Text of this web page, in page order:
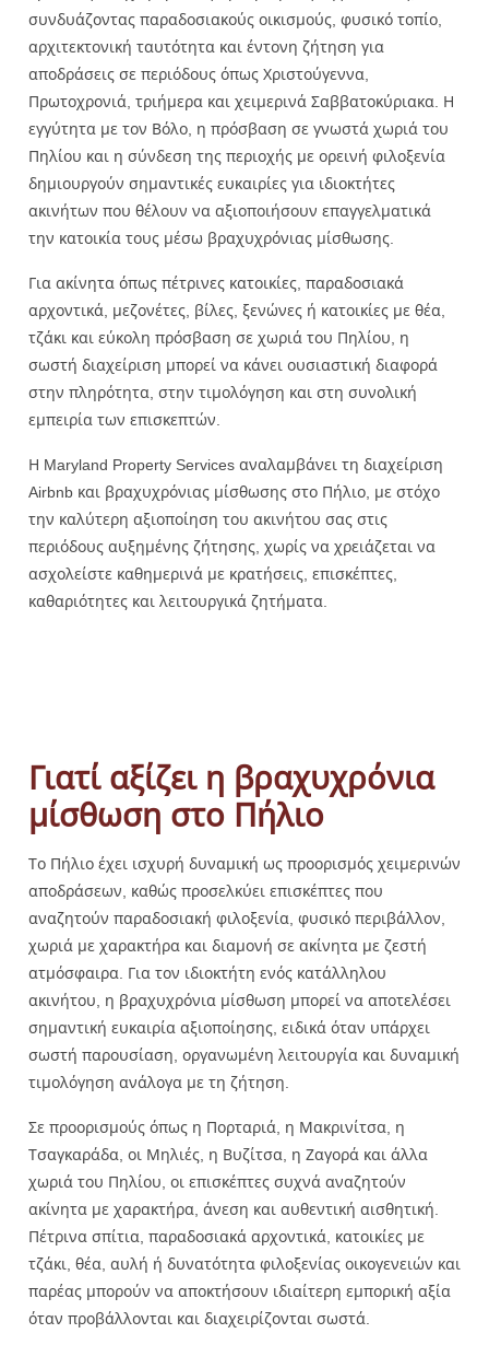
συνδυάζοντας παραδοσιακούς οικισμούς, φυσικό τοπίο,
αρχιτεκτονική ταυτότητα και έντονη ζήτηση για
αποδράσεις σε περιόδους όπως Χριστούγεννα,
Πρωτοχρονιά, τριήμερα και χειμερινά Σαββατοκύριακα. Η
εγγύτητα με τον Βόλο, η πρόσβαση σε γνωστά χωριά του
Πηλίου και η σύνδεση της περιοχής με ορεινή φιλοξενία
δημιουργούν σημαντικές ευκαιρίες για ιδιοκτήτες
ακινήτων που θέλουν να αξιοποιήσουν επαγγελματικά
την κατοικία τους μέσω βραχυχρόνιας μίσθωσης.
Για ακίνητα όπως πέτρινες κατοικίες, παραδοσιακά
αρχοντικά, μεζονέτες, βίλες, ξενώνες ή κατοικίες με θέα,
τζάκι και εύκολη πρόσβαση σε χωριά του Πηλίου, η
σωστή διαχείριση μπορεί να κάνει ουσιαστική διαφορά
στην πληρότητα, στην τιμολόγηση και στη συνολική
εμπειρία των επισκεπτών.
Η Maryland Property Services αναλαμβάνει τη διαχείριση
Airbnb και βραχυχρόνιας μίσθωσης στο Πήλιο, με στόχο
την καλύτερη αξιοποίηση του ακινήτου σας στις
περιόδους αυξημένης ζήτησης, χωρίς να χρειάζεται να
ασχολείστε καθημερινά με κρατήσεις, επισκέπτες,
καθαριότητες και λειτουργικά ζητήματα.
Γιατί αξίζει η βραχυχρόνια
μίσθωση στο Πήλιο
Το Πήλιο έχει ισχυρή δυναμική ως προορισμός χειμερινών
αποδράσεων, καθώς προσελκύει επισκέπτες που
αναζητούν παραδοσιακή φιλοξενία, φυσικό περιβάλλον,
χωριά με χαρακτήρα και διαμονή σε ακίνητα με ζεστή
ατμόσφαιρα. Για τον ιδιοκτήτη ενός κατάλληλου
ακινήτου, η βραχυχρόνια μίσθωση μπορεί να αποτελέσει
σημαντική ευκαιρία αξιοποίησης, ειδικά όταν υπάρχει
σωστή παρουσίαση, οργανωμένη λειτουργία και δυναμική
τιμολόγηση ανάλογα με τη ζήτηση.
Σε προορισμούς όπως η Πορταριά, η Μακρινίτσα, η
Τσαγκαράδα, οι Μηλιές, η Βυζίτσα, η Ζαγορά και άλλα
χωριά του Πηλίου, οι επισκέπτες συχνά αναζητούν
ακίνητα με χαρακτήρα, άνεση και αυθεντική αισθητική.
Πέτρινα σπίτια, παραδοσιακά αρχοντικά, κατοικίες με
τζάκι, θέα, αυλή ή δυνατότητα φιλοξενίας οικογενειών και
παρέας μπορούν να αποκτήσουν ιδιαίτερη εμπορική αξία
όταν προβάλλονται και διαχειρίζονται σωστά.